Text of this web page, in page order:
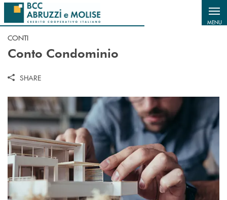
Salta al contenuto principale
MENU
CONTI
Conto Condominio
SHARE